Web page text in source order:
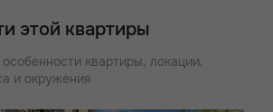
этой квартиры
квартиры, локации,
и окружения